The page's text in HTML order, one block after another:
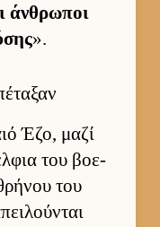
άν­θρωποι
».
Έζο, μαζί
του βοε­
του